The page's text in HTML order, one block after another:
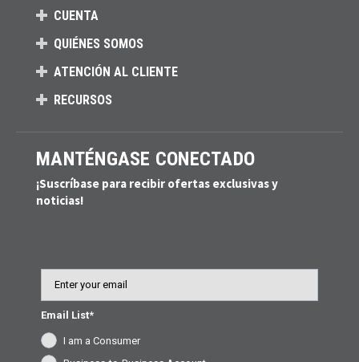
CUENTA
QUIÉNES SOMOS
ATENCIÓN AL CLIENTE
RECURSOS
MANTÉNGASE CONECTADO
¡Suscríbase para recibir ofertas exclusivas y
noticias!
Email List*
I am a Consumer